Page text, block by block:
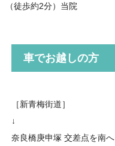
（徒歩約2分）当院
車でお越しの方
［新青梅街道］
↓
奈良橋庚申塚 交差点を南へ